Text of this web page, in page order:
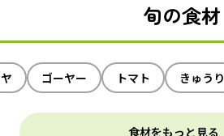
旬の食材
ゴーヤー トマト きゅうり
食材をもっと見る